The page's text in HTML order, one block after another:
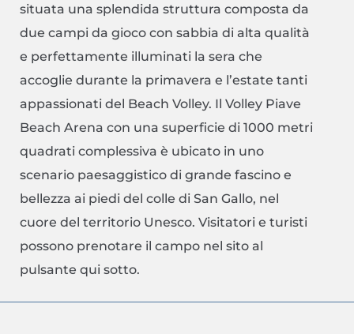
situata una splendida struttura composta da
due campi da gioco con sabbia di alta qualità
e perfettamente illuminati la sera che
accoglie durante la primavera e l’estate tanti
appassionati del Beach Volley. Il Volley Piave
Beach Arena con una superficie di 1000 metri
quadrati complessiva è ubicato in uno
scenario paesaggistico di grande fascino e
bellezza ai piedi del colle di San Gallo, nel
cuore del territorio Unesco. Visitatori e turisti
possono prenotare il campo nel sito al
pulsante qui sotto.